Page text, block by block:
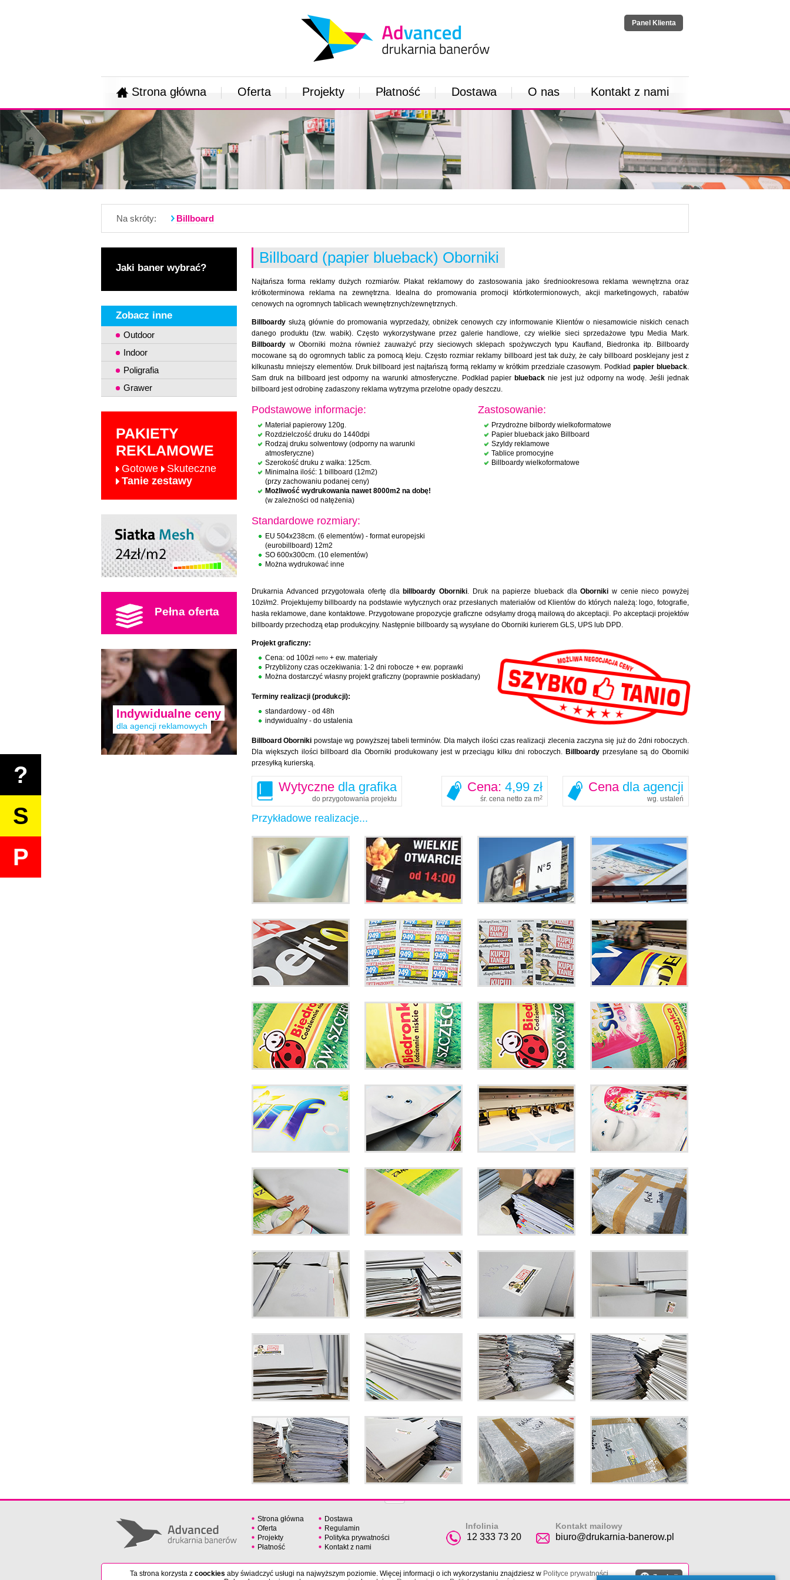
Panel Klienta
Strona główna Oferta Projekty Płatność Dostawa O nas Kontakt z nami
Na skróty: Billboard
Jaki baner wybrać?
Zobacz inne
Outdoor
Indoor
Poligrafia
Grawer
PAKIETY
REKLAMOWE
Gotowe
Skuteczne
Tanie zestawy
Pełna oferta
Indywidualne ceny
dla agencji reklamowych
Billboard (papier blueback) Oborniki
Najtańsza forma reklamy dużych rozmiarów. Plakat reklamowy do zastosowania jako średniookresowa reklama wewnętrzna oraz
krótkoterminowa reklama na zewnętrzna. Idealna do promowania promocji którtkotermionowych, akcji marketingowych, rabatów
cenowych na ogromnych tablicach wewnętrznych/zewnętrznych.
Billboardy służą głównie do promowania wyprzedaży, obniżek cenowych czy informowanie Klientów o niesamowicie niskich cenach
danego produktu (tzw. wabik). Często wykorzystywane przez galerie handlowe, czy wielkie sieci sprzedażowe typu Media Mark.
Billboardy w Oborniki można również zauważyć przy sieciowych sklepach spożywczych typu Kaufland, Biedronka itp. Billboardy
mocowane są do ogromnych tablic za pomocą kleju. Często rozmiar reklamy billboard jest tak duży, że cały billboard posklejany jest z
kilkunastu mniejszy elementów. Druk billboard jest najtańszą formą reklamy w krótkim przedziale czasowym. Podkładpapier blueback.
Sam druk na billboard jest odporny na warunki atmosferyczne. Podkład papier blueback nie jest już odporny na wodę. Jeśli jednak
billboard jest odrobinę zadaszony reklama wytrzyma przelotne opady deszczu.
Podstawowe informacje:
Materiał papierowy 120g.
Rozdzielczość druku do 1440dpi
Rodzaj druku solwentowy (odporny na warunki
atmosferyczne)
Szerokość druku z wałka: 125cm.
Minimalna ilość: 1 billboard (12m2)
(przy zachowaniu podanej ceny)
Możliwość wydrukowania nawet 8000m2 na dobę!
(w zależności od natężenia)
Standardowe rozmiary:
EU 504x238cm. (6 elementów) - format europejski
(eurobillboard) 12m2
SO 600x300cm. (10 elementów)
Można wydrukować inne
Zastosowanie:
Przydrożne bilbordy wielkoformatowe
Papier blueback jako Billboard
Szyldy reklamowe
Tablice promocyjne
Billboardy wielkoformatowe
Drukarnia Advanced przygotowała ofertę dla billboardy Oborniki. Druk na papierze blueback dlaOborniki w cenie nieco powyżej
10zł/m2. Projektujemy billboardy na podstawie wytycznych oraz przesłanych materiałów od Klientów do których należą: logo, fotografie,
hasła reklamowe, dane kontaktowe. Przygotowane propozycje graficzne odsyłamy drogą mailową do akceptacji. Po akceptacji projektów
billboardy przechodzą etap produkcyjny. Następnie billboardy są wysyłane do Oborniki kurierem GLS, UPS lub DPD.
Projekt graficzny:
Cena: od 100zł netto + ew. materiały
Przybliżony czas oczekiwania: 1-2 dni robocze + ew. poprawki
Można dostarczyć własny projekt graficzny (poprawnie poskładany)
Terminy realizacji (produkcji):
standardowy - od 48h
indywidualny - do ustalenia
Billboard Oborniki powstaje wg powyższej tabeli terminów. Dla małych ilości czas realizacji zlecenia zaczyna się już do 2dni roboczych.
Dla większych ilości billboard dla Oborniki produkowany jest w przeciągu kilku dni roboczych. Billboardyprzesyłane są do Oborniki
przesyłką kurierską.
Wytyczne dla grafika
do przygotowania projektu
Cena dla agencji
wg. ustaleń
Cena: 4,99 zł
śr. cena netto za m2
Przykładowe realizacje...
Strona główna
Oferta
Projekty
Płatność
Dostawa
Regulamin
Polityka prywatności
Kontakt z nami
Kontakt mailowy
biuro@drukarnia-banerow.pl
Infolinia
12 333 73 20
X Zamknij
Ta strona korzysta z coockies aby świadczyć usługi na najwyższym poziomie. Więcej informacji o ich wykorzystaniu znajdziesz w Polityce prywatności.
?
S
P